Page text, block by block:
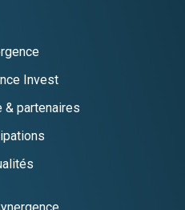
Invest
& partenaires